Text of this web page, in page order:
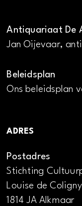
Antiquariaat De
Jan Oijevaar,
Beleidsplan
Ons beleidsplan
ADRES
Postadres
Stichting
Louise de
1814 JA Alkmaar